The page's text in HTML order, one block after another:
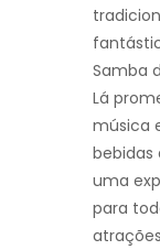
Samba
Lá
música
bebidas
uma
para